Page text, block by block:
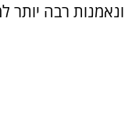
ונאמנות רבה